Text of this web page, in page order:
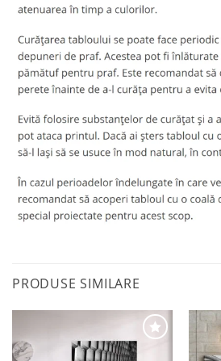
PRODUSE SIMILARE